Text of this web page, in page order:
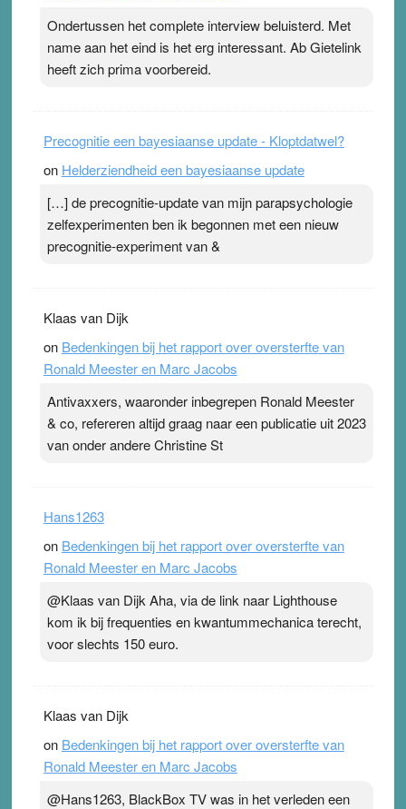
Pleisterplakkers in de topspsort ›[...]
Ondertussen het complete interview beluisterd. Met
name aan het eind is het erg interessant. Ab Gietelink
heeft zich prima voorbereid.
Precognitie een bayesiaanse update - Kloptdatwel?
on Helderziendheid een bayesiaanse update
[…] de precognitie-update van mijn parapsychologie
zelfexperimenten ben ik begonnen met een nieuw
precognitie-experiment van &
Klaas van Dijk
on Bedenkingen bij het rapport over oversterfte van
Ronald Meester en Marc Jacobs
Antivaxxers, waaronder inbegrepen Ronald Meester
& co, refereren altijd graag naar een publicatie uit 2023
van onder andere Christine St
Hans1263
on Bedenkingen bij het rapport over oversterfte van
Ronald Meester en Marc Jacobs
@Klaas van Dijk Aha, via de link naar Lighthouse
kom ik bij frequenties en kwantummechanica terecht,
voor slechts 150 euro.
Klaas van Dijk
on Bedenkingen bij het rapport over oversterfte van
Ronald Meester en Marc Jacobs
@Hans1263, BlackBox TV was in het verleden een